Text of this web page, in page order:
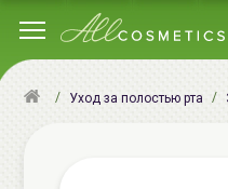
Уход за полостью рта